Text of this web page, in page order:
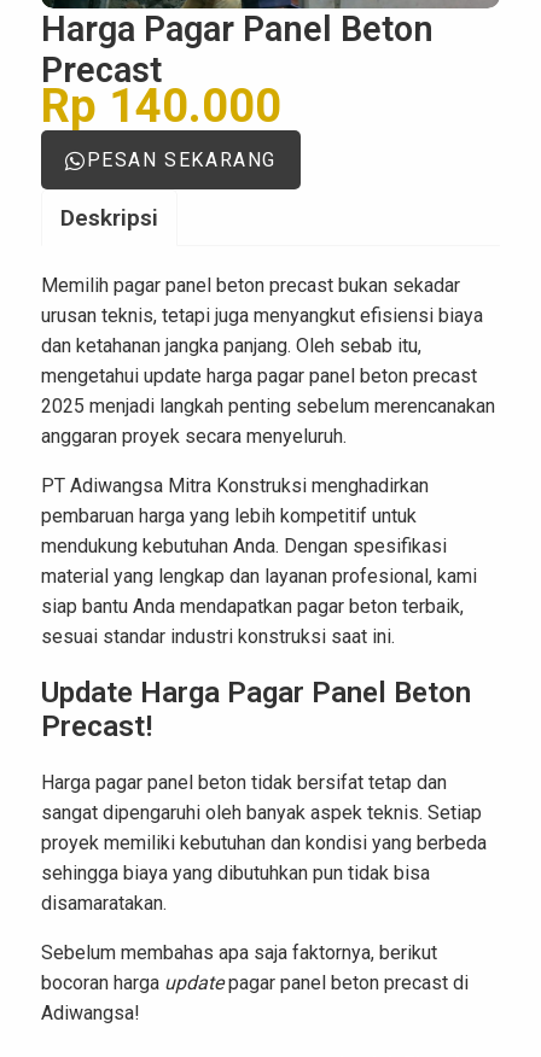
Harga Pagar Panel Beton
Precast
Rp 140.000
PESAN SEKARANG
Deskripsi
Memilih pagar panel beton precast bukan sekadar
urusan teknis, tetapi juga menyangkut efisiensi biaya
dan ketahanan jangka panjang. Oleh sebab itu,
mengetahui update harga pagar panel beton precast
2025 menjadi langkah penting sebelum merencanakan
anggaran proyek secara menyeluruh.
PT Adiwangsa Mitra Konstruksi menghadirkan
pembaruan harga yang lebih kompetitif untuk
mendukung kebutuhan Anda. Dengan spesifikasi
material yang lengkap dan layanan profesional, kami
siap bantu Anda mendapatkan pagar beton terbaik,
sesuai standar industri konstruksi saat ini.
Update Harga Pagar Panel Beton
Precast!
Harga pagar panel beton tidak bersifat tetap dan
sangat dipengaruhi oleh banyak aspek teknis. Setiap
proyek memiliki kebutuhan dan kondisi yang berbeda
sehingga biaya yang dibutuhkan pun tidak bisa
disamaratakan.
Sebelum membahas apa saja faktornya, berikut
bocoran harga updatepagar panel beton precast di
Adiwangsa!